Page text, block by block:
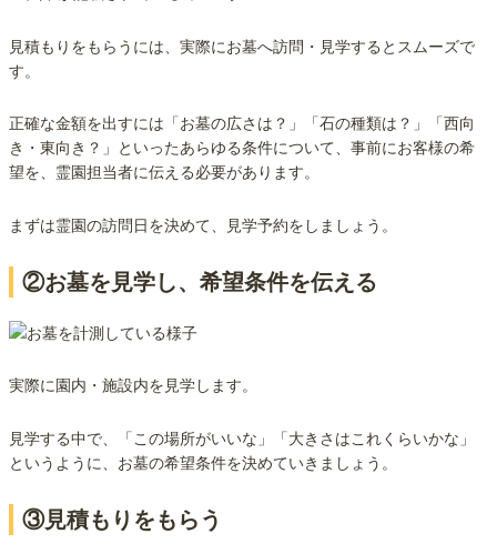
見積もりをもらうには、実際にお墓へ訪問・見学するとスムーズで
す。
正確な金額を出すには「お墓の広さは？」「石の種類は？」「西向
き・東向き？」といったあらゆる条件について、事前にお客様の希
望を、霊園担当者に伝える必要があります。
まずは霊園の訪問日を決めて、見学予約をしましょう。
②お墓を見学し、希望条件を伝える
実際に園内・施設内を見学します。
見学する中で、「この場所がいいな」「大きさはこれくらいかな」
というように、お墓の希望条件を決めていきましょう。
③見積もりをもらう